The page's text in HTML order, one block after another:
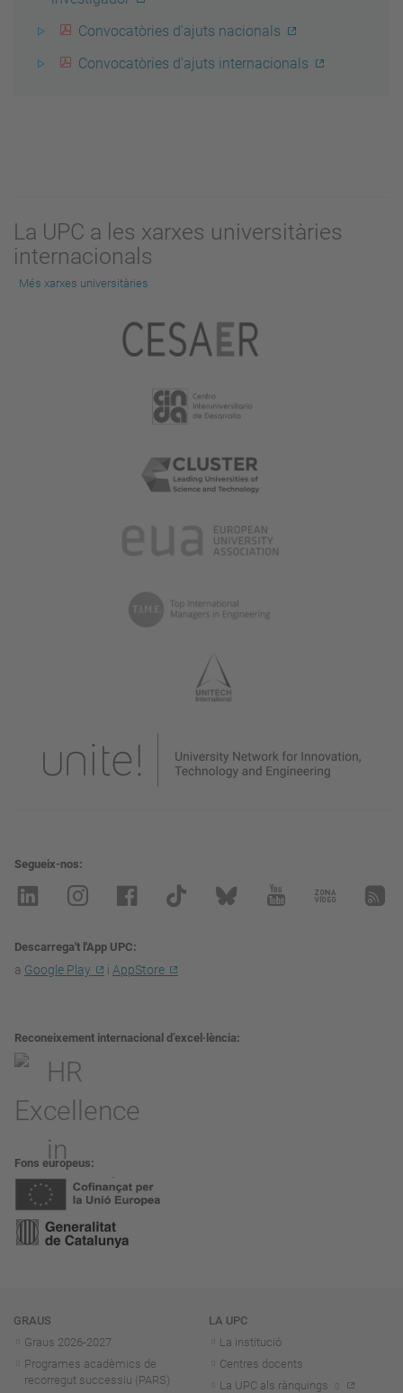
Convocatòries d'ajuts nacionals
Convocatòries d'ajuts internacionals
La UPC a les xarxes universitàries
internacionals
Més xarxes universitàries
Segueix-nos
Descarrega't l'App UPC
a Google Play i AppStore
Reconeixement internacional d’excel·lència
Fons europeus
Navegació
GRAUS
Graus 2026-2027
Programes acadèmics de
recorregut successiu (PARS)
LA UPC
La institució
Centres docents
La UPC als rànquings